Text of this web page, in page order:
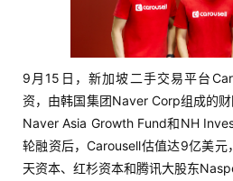
9月15日，新加坡二手交易平台
资，由韩国集团Naver Corp组成的
Naver Asia Growth Fund和NH
轮融资后，Carousell估值达9亿美元
天资本、红杉资本和腾讯大股东